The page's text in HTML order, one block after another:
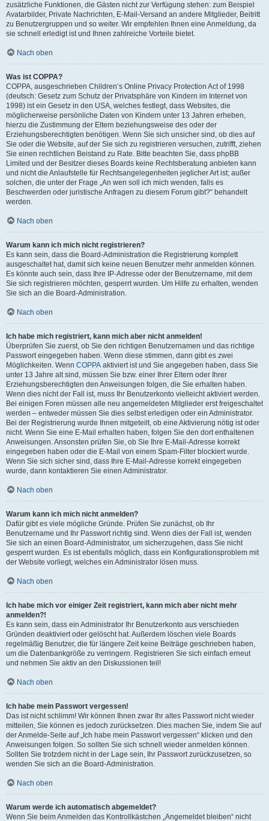
zusätzliche Funktionen, die Gästen nicht zur Verfügung stehen: zum Beispiel
Avatarbilder, Private Nachrichten, E-Mail-Versand an andere Mitglieder, Beitritt
zu Benutzergruppen und so weiter. Wir empfehlen Ihnen eine Anmeldung, da
sie schnell erledigt ist und Ihnen zahlreiche Vorteile bietet.
Nach oben
Was ist COPPA?
COPPA, ausgeschrieben Children’s Online Privacy Protection Act of 1998
(deutsch: Gesetz zum Schutz der Privatsphäre von Kindern im Internet von
1998) ist ein Gesetz in den USA, welches festlegt, dass Websites, die
möglicherweise persönliche Daten von Kindern unter 13 Jahren erheben,
hierzu die Zustimmung der Eltern beziehungsweise des oder der
Erziehungsberechtigten benötigen. Wenn Sie sich unsicher sind, ob dies auf
Sie oder die Website, auf der Sie sich zu registrieren versuchen, zutrifft, ziehen
Sie einen rechtlichen Beistand zu Rate. Bitte beachten Sie, dass phpBB
Limited und der Besitzer dieses Boards keine Rechtsberatung anbieten kann
und nicht die Anlaufstelle für Rechtsangelegenheiten jeglicher Art ist; außer
solchen, die unter der Frage „An wen soll ich mich wenden, falls es
Beschwerden oder juristische Anfragen zu diesem Forum gibt?“ behandelt
werden.
Nach oben
Warum kann ich mich nicht registrieren?
Es kann sein, dass die Board-Administration die Registrierung komplett
ausgeschaltet hat, damit sich keine neuen Benutzer mehr anmelden können.
Es könnte auch sein, dass Ihre IP-Adresse oder der Benutzername, mit dem
Sie sich registrieren möchten, gesperrt wurden. Um Hilfe zu erhalten, wenden
Sie sich an die Board-Administration.
Nach oben
Ich habe mich registriert, kann mich aber nicht anmelden!
Überprüfen Sie zuerst, ob Sie den richtigen Benutzernamen und das richtige
Passwort eingegeben haben. Wenn diese stimmen, dann gibt es zwei
Möglichkeiten. Wenn COPPA aktiviert ist und Sie angegeben haben, dass Sie
unter 13 Jahre alt sind, müssen Sie bzw. einer Ihrer Eltern oder Ihrer
Erziehungsberechtigten den Anweisungen folgen, die Sie erhalten haben.
Wenn dies nicht der Fall ist, muss Ihr Benutzerkonto vielleicht aktiviert werden.
Bei einigen Foren müssen alle neu angemeldeten Mitglieder erst freigeschaltet
werden – entweder müssen Sie dies selbst erledigen oder ein Administrator.
Bei der Registrierung wurde Ihnen mitgeteilt, ob eine Aktivierung nötig ist oder
nicht. Wenn Sie eine E-Mail erhalten haben, folgen Sie den dort enthaltenen
Anweisungen. Ansonsten prüfen Sie, ob Sie Ihre E-Mail-Adresse korrekt
eingegeben haben oder die E-Mail von einem Spam-Filter blockiert wurde.
Wenn Sie sich sicher sind, dass Ihre E-Mail-Adresse korrekt eingegeben
wurde, dann kontaktieren Sie einen Administrator.
Nach oben
Warum kann ich mich nicht anmelden?
Dafür gibt es viele mögliche Gründe. Prüfen Sie zunächst, ob Ihr
Benutzername und Ihr Passwort richtig sind. Wenn dies der Fall ist, wenden
Sie sich an einen Board-Administrator, um sicherzugehen, dass Sie nicht
gesperrt wurden. Es ist ebenfalls möglich, dass ein Konfigurationsproblem mit
der Website vorliegt, welches ein Administrator lösen muss.
Nach oben
Ich habe mich vor einiger Zeit registriert, kann mich aber nicht mehr
anmelden?!
Es kann sein, dass ein Administrator Ihr Benutzerkonto aus verschieden
Gründen deaktiviert oder gelöscht hat. Außerdem löschen viele Boards
regelmäßig Benutzer, die für längere Zeit keine Beiträge geschrieben haben,
um die Datenbankgröße zu verringern. Registrieren Sie sich einfach erneut
und nehmen Sie aktiv an den Diskussionen teil!
Nach oben
Ich habe mein Passwort vergessen!
Das ist nicht schlimm! Wir können Ihnen zwar Ihr altes Passwort nicht wieder
mitteilen, Sie können es jedoch zurücksetzen. Dies machen Sie, indem Sie auf
der Anmelde-Seite auf „Ich habe mein Passwort vergessen“ klicken und den
Anweisungen folgen. So sollten Sie sich schnell wieder anmelden können.
Sollten Sie trotzdem nicht in der Lage sein, Ihr Passwort zurückzusetzen, so
wenden Sie sich an die Board-Administration.
Nach oben
Warum werde ich automatisch abgemeldet?
Wenn Sie beim Anmelden das Kontrollkästchen „Angemeldet bleiben“ nicht